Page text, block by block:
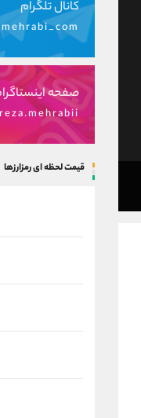
کانال تلگرام
صفحه
قیمت لحظه ای رمزارزها